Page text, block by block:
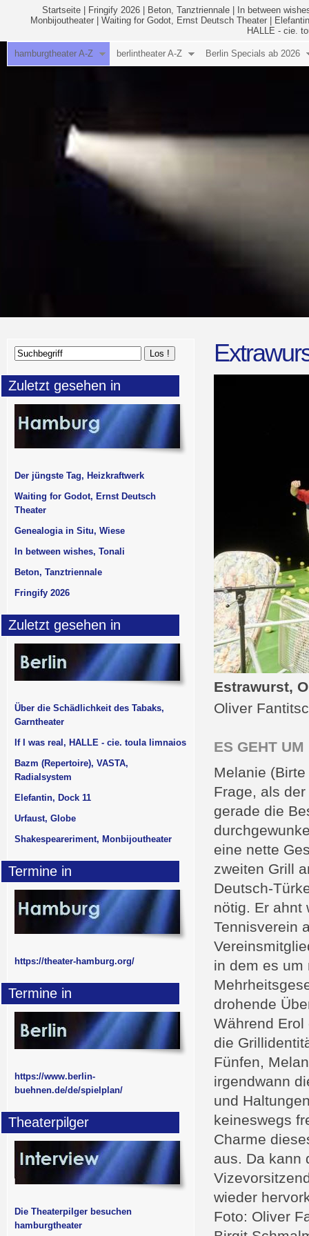
Startseite Fringify 2026 Beton, Tanztriennale
In between
Monbijoutheater
Waiting for Godot, Ernst Deutsch Theater
HALLE - cie.
hamburgtheater A-Z berlintheater A-Z Berlin Specials ab 2026
Estrawurst,
Oliver
ES GEHT
Melanie
Frage, als
gerade die
eine nette
zweiten Grill
Deutsch-
nötig. Er ahnt
Tennisverein
in dem es um
drohende
Während
die
Fünfen,
irgendwann
und
keineswegs
Charme
aus. Da kann
wieder
Foto: Oliver
Zuletzt gesehen in
Der jüngste Tag, Heizkraftwerk
Waiting for Godot, Ernst Deutsch
Theater
Genealogia in Situ, Wiese
In between wishes, Tonali
Beton, Tanztriennale
Fringify 2026
Zuletzt gesehen in
Über die Schädlichkeit des Tabaks,
Garntheater
If I was real, HALLE - cie. toula limnaios
Bazm (Repertoire), VASTA,
Radialsystem
Elefantin, Dock 11
Urfaust, Globe
Shakespeareriment, Monbijoutheater
Termine in
https://theater-hamburg.org/
Termine in
https://www.berlin-
buehnen.de/de/spielplan/
Theaterpilger
Die Theaterpilger besuchen
hamburgtheater